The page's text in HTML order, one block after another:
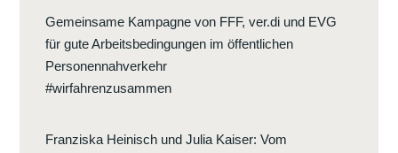
Gemeinsame Kampagne von FFF, ver.di und EVG
für gute Arbeitsbedingungen im öffentlichen
Personennahverkehr
#wirfahrenzusammen
Franziska Heinisch und Julia Kaiser:Vom